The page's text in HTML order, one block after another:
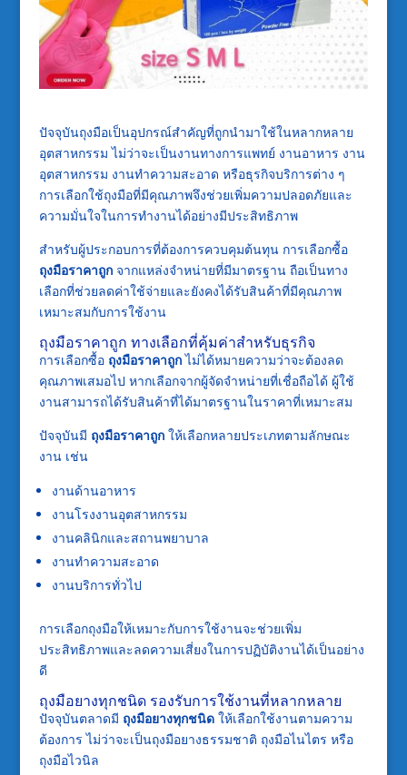
ปัจจุบันถุงมือเป็นอุปกรณ์สำคัญที่ถูกนำมาใช้ในหลากหลาย
อุตสาหกรรม ไม่ว่าจะเป็นงานทางการแพทย์ งานอาหาร งาน
อุตสาหกรรม งานทำความสะอาด หรือธุรกิจบริการต่าง ๆ
การเลือกใช้ถุงมือที่มีคุณภาพจึงช่วยเพิ่มความปลอดภัยและ
ความมั่นใจในการทำงานได้อย่างมีประสิทธิภาพ
สำหรับผู้ประกอบการที่ต้องการควบคุมต้นทุน การเลือกซื้อ
ถุงมือราคาถูกจากแหล่งจำหน่ายที่มีมาตรฐาน ถือเป็นทาง
เลือกที่ช่วยลดค่าใช้จ่ายและยังคงได้รับสินค้าที่มีคุณภาพ
เหมาะสมกับการใช้งาน
ถุงมือราคาถูก ทางเลือกที่คุ้มค่าสำหรับธุรกิจ
การเลือกซื้อ ถุงมือราคาถูกไม่ได้หมายความว่าจะต้องลด
คุณภาพเสมอไป หากเลือกจากผู้จัดจำหน่ายที่เชื่อถือได้ ผู้ใช้
งานสามารถได้รับสินค้าที่ได้มาตรฐานในราคาที่เหมาะสม
ปัจจุบันมี ถุงมือราคาถูกให้เลือกหลายประเภทตามลักษณะ
งาน เช่น
งานด้านอาหาร
งานโรงงานอุตสาหกรรม
งานคลินิกและสถานพยาบาล
งานทำความสะอาด
งานบริการทั่วไป
การเลือกถุงมือให้เหมาะกับการใช้งานจะช่วยเพิ่ม
ประสิทธิภาพและลดความเสี่ยงในการปฏิบัติงานได้เป็นอย่าง
ดี
ถุงมือยางทุกชนิด รองรับการใช้งานที่หลากหลาย
ปัจจุบันตลาดมี ถุงมือยางทุกชนิดให้เลือกใช้งานตามความ
ต้องการ ไม่ว่าจะเป็นถุงมือยางธรรมชาติ ถุงมือไนไตร หรือ
ถุงมือไวนิล